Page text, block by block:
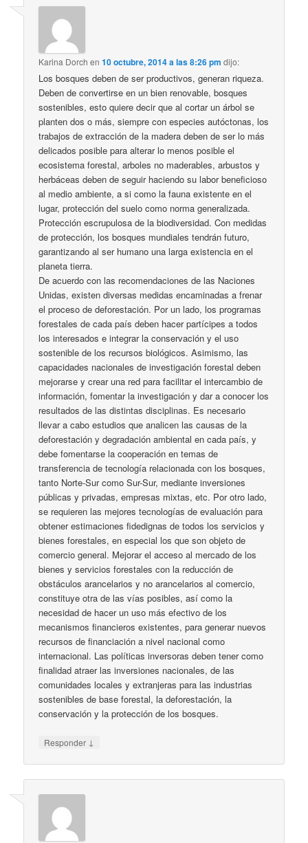
Karina Dorch en10 octubre, 2014 a las 8:26 pm dijo:
Los bosques deben de ser productivos, generan riqueza.
Deben de convertirse en un bien renovable, bosques
sostenibles, esto quiere decir que al cortar un árbol se
planten dos o más, siempre con especies autóctonas, los
trabajos de extracción de la madera deben de ser lo más
delicados posible para alterar lo menos posible el
ecosistema forestal, arboles no maderables, arbustos y
herbáceas deben de seguir haciendo su labor beneficioso
al medio ambiente, a si como la fauna existente en el
lugar, protección del suelo como norma generalizada.
Protección escrupulosa de la biodiversidad. Con medidas
de protección, los bosques mundiales tendrán futuro,
garantizando al ser humano una larga existencia en el
planeta tierra.
De acuerdo con las recomendaciones de las Naciones
Unidas, existen diversas medidas encaminadas a frenar
el proceso de deforestación. Por un lado, los programas
forestales de cada país deben hacer partícipes a todos
los interesados e integrar la conservación y el uso
sostenible de los recursos biológicos. Asimismo, las
capacidades nacionales de investigación forestal deben
mejorarse y crear una red para facilitar el intercambio de
información, fomentar la investigación y dar a conocer los
resultados de las distintas disciplinas. Es necesario
llevar a cabo estudios que analicen las causas de la
deforestación y degradación ambiental en cada país, y
debe fomentarse la cooperación en temas de
transferencia de tecnología relacionada con los bosques,
tanto Norte-Sur como Sur-Sur, mediante inversiones
públicas y privadas, empresas mixtas, etc. Por otro lado,
se requieren las mejores tecnologías de evaluación para
obtener estimaciones fidedignas de todos los servicios y
bienes forestales, en especial los que son objeto de
comercio general. Mejorar el acceso al mercado de los
bienes y servicios forestales con la reducción de
obstáculos arancelarios y no arancelarios al comercio,
constituye otra de las vías posibles, así como la
necesidad de hacer un uso más efectivo de los
mecanismos financieros existentes, para generar nuevos
recursos de financiación a nivel nacional como
internacional. Las políticas inversoras deben tener como
finalidad atraer las inversiones nacionales, de las
comunidades locales y extranjeras para las industrias
sostenibles de base forestal, la deforestación, la
conservación y la protección de los bosques.
Responder ↓